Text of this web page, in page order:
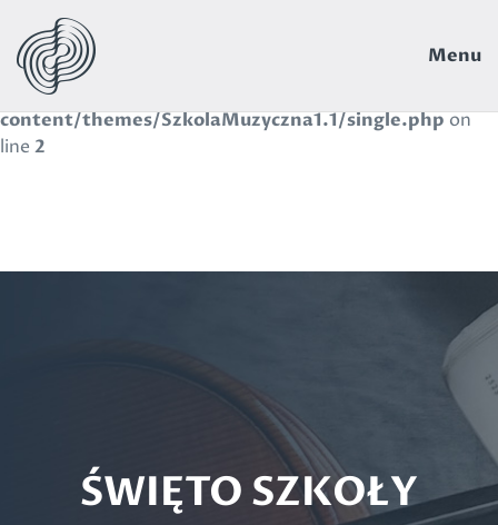
Warning: Use of undefined constant navbar - assumed
'navbar' (this will throw an Error in a future version of
PHP) in
content/themes/SzkolaMuzyczna1.1/single.phpon
line 2
Menu
ŚWIĘTO SZKOŁY